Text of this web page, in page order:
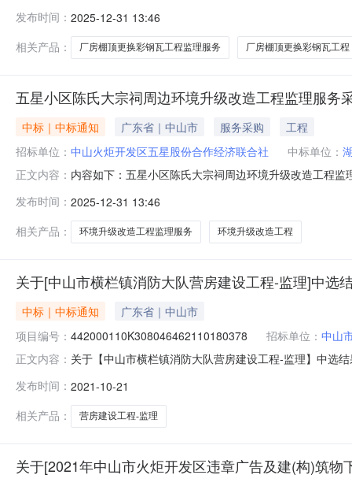
监理工作，现将本次公开交易结果公布如下：1、项目名
区1号第1栋（源谥一期）厂房棚顶更换彩钢
发布时间： 2025-12-31 13:46
相关产品：
厂房棚顶更换彩钢瓦工程监理服务 厂房棚顶更换彩钢瓦工程
五星小区陈氏大宗祠周边环境升级改造工程监理服务
中标｜中标通知 广东省｜中山市 服务采购
工程
招标单位： 中山火炬开发区五星股份合作经济联合社 中标单位：
正文内容： 内容如下：五星小区陈氏大宗祠周边环境升级改造工程
级改造工程2、项目概况：本项目内容为五星小区陈氏大
额:4181.41元（含税）/宗。4、联系方式：
发布时间： 2025-12-31 13:46
相关产品：
环境升级改造工程监理服务 环境升级改造工程
关于[中山市横栏镇消防大队营房建设工程-监理]中选
中标｜中标通知
广东省｜中山市
项目编号： 442000110K308046462110180378 招标单位： 中山
正文内容： 关于【中山市横栏镇消防大队营房建设工程-监理】中选
横栏分局采购项目名称：中山市横栏镇消防大队营房建
金额：￥
发布时间： 2021-10-21
相关产品：
营房建设工程-监理
关于[2021年中山市火炬开发区违章广告及建(构)筑